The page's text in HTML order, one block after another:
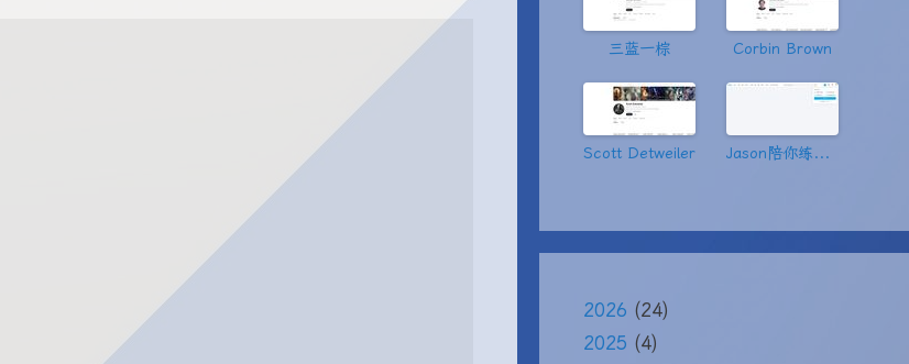
三蓝一棕 Corbin Brown
Scott Detweiler Jason陪你练绝技
2026 (24)
2025 (4)